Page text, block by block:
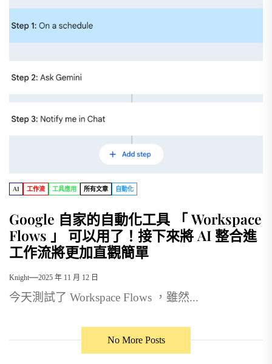
AI 工作流 工具應用 所有文章 自動化
Google 自家的自動化工具 「 Workspace
Flows 」 可以用了！接下來將 AI 整合進
工作流將更加直觀簡單
Knight 2025 年 11 月 12 日
今天測試了 Workspace Flows ，雖然...
No More Posts